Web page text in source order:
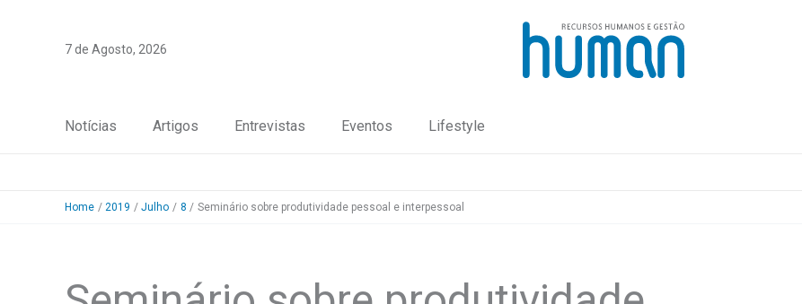
7 de Agosto, 2026
Notícias Artigos Entrevistas Eventos Lifestyle
Home 2019 Julho 8 Seminário sobre produtividade pessoal e interpessoal